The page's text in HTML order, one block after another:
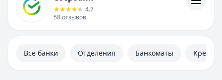
Кредитные карты
Ипотека
4.7
58отзывов
Все банки Отделения Банкоматы